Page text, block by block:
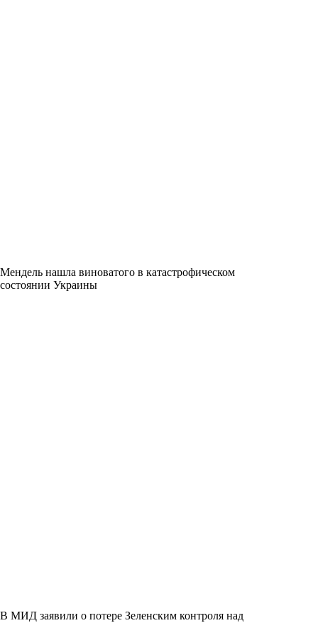
Мендель нашла виноватого в катастрофическом
состоянии Украины
В МИД заявили о потере Зеленским контроля над